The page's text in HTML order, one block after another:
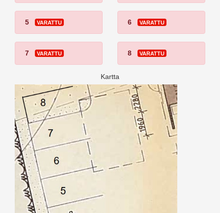
5 VARATTU 6 VARATTU
7 VARATTU 8 VARATTU
Kartta